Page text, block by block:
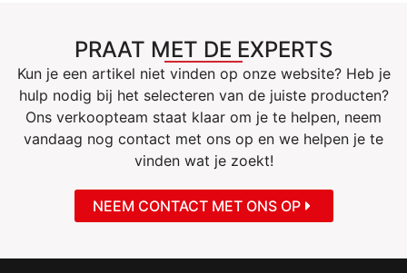
PRAAT MET DE EXPERTS
Kun je een artikel niet vinden op onze website? Heb je
hulp nodig bij het selecteren van de juiste producten?
Ons verkoopteam staat klaar om je te helpen, neem
vandaag nog contact met ons op en we helpen je te
vinden wat je zoekt!
NEEM CONTACT MET ONS OP